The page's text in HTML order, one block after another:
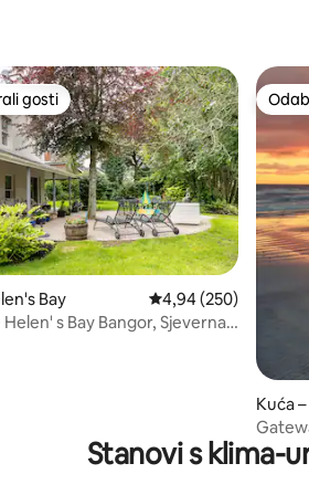
recenzija: 716
270
rangiranima s oznakom „Odabrali
gosti
Bay Prosječna ocjena:
4,94 (250)
Helen' s Bay Bangor, Sjeverna
Kuća
Stanovi s klima-